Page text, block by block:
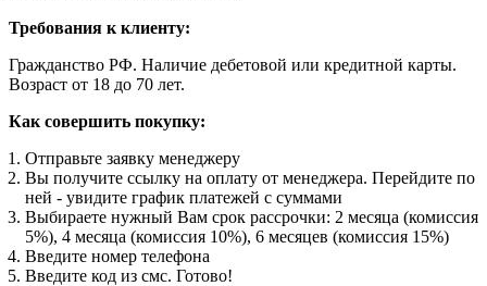
Требования к клиенту:
Гражданство РФ. Наличие дебетовой или кредитной карты.
Возраст от 18 до 70 лет.
Как совершить покупку:
Отправьте заявку менеджеру
Вы получите ссылку на оплату от менеджера. Перейдите по
ней - увидите график платежей с суммами
Выбираете нужный Вам срок рассрочки: 2 месяца (комиссия
5%), 4 месяца (комиссия 10%), 6 месяцев (комиссия 15%)
Введите номер телефона
Введите код из смс. Готово!